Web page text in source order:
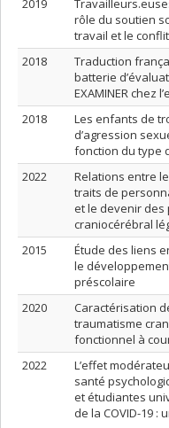
2019
rôle du soutien
travail et le
2018
Traduction
batterie
EXAMINER chez
2018
Les enfants de
d’agression
fonction du type
2022
Relations entre
traits de
et le devenir des
craniocérébral
2015
Étude des liens
le
préscolaire
2020
Caractérisation
traumatisme
fonctionnel à
2022
L’effet
santé
et étudiantes
de la COVID-19